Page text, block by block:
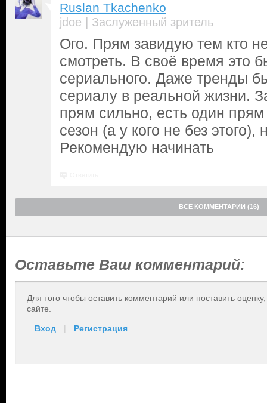
Ruslan Tkachenko
jdoe | Заслуженный зритель
Ого. Прям завидую тем кто
смотреть. В своё время это
сериального. Даже тренды
сериалу в реальной жизни.
прям сильно, есть один
сезон (а у кого не без
Рекомендую начинать
ВСЕ КОММЕНТАРИИ (16)
Оставьте Ваш комментарий:
Для того чтобы оставить комментарий или поставить
сайте.
Вход | Регистрация